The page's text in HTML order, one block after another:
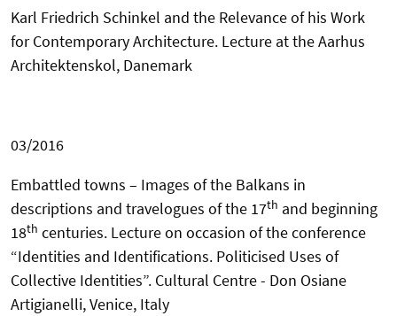
Karl Friedrich Schinkel and the Relevance of his Work
for Contemporary Architecture. Lecture at the Aarhus
Architektenskol, Danemark
03/2016
Embattled towns – Images of the Balkans in
descriptions and travelogues of the 17th and beginning
18th centuries. Lecture on occasion of the conference
“Identities and Identifications. Politicised Uses of
Collective Identities”. Cultural Centre - Don Osiane
Artigianelli, Venice, Italy